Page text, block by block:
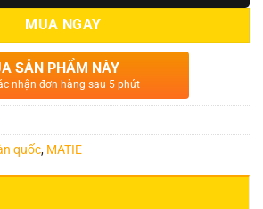
MUA NGAY
SẢN PHẨM NÀY
nhận đơn hàng sau 5 phút
quốc, MATIE